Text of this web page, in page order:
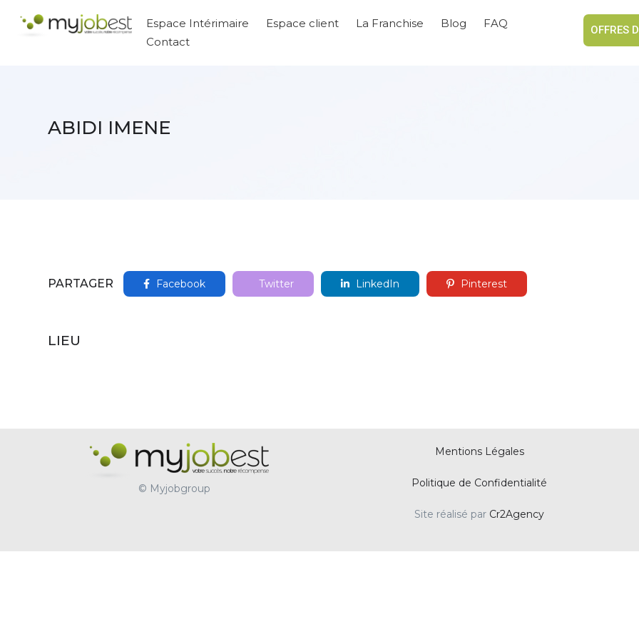
Espace Intérimaire Espace client La Franchise Blog
FAQ
Contact
OFFRES
ABIDI IMENE
PARTAGER Facebook Twitter LinkedIn Pinterest
LIEU
© Myjobgroup
Mentions Légales
Politique de Confidentialité
Site réalisé par Cr2Agency